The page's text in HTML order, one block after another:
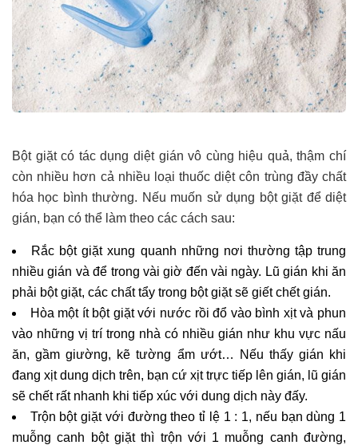
Bột giặt có tác dụng diệt gián vô cùng hiệu quả, thậm chí
còn nhiều hơn cả nhiều loại thuốc diệt côn trùng đầy chất
hóa học bình thường. Nếu muốn sử dụng bột giặt để diệt
gián, bạn có thể làm theo các cách sau:
Rắc bột giặt xung quanh những nơi thường tập trung
nhiều gián và để trong vài giờ đến vài ngày. Lũ gián khi ăn
phải bột giặt, các chất tẩy trong bột giặt sẽ giết chết gián.
Hòa một ít bột giặt với nước rồi đổ vào bình xịt và phun
vào những vị trí trong nhà có nhiều gián như khu vực nấu
ăn, gầm giường, kẽ tường ẩm ướt… Nếu thấy gián khi
đang xịt dung dịch trên, bạn cứ xịt trực tiếp lên gián, lũ gián
sẽ chết rất nhanh khi tiếp xúc với dung dịch này đấy.
Trộn bột giặt với đường theo tỉ lệ 1 : 1, nếu bạn dùng 1
muỗng canh bột giặt thì trộn với 1 muỗng canh đường,